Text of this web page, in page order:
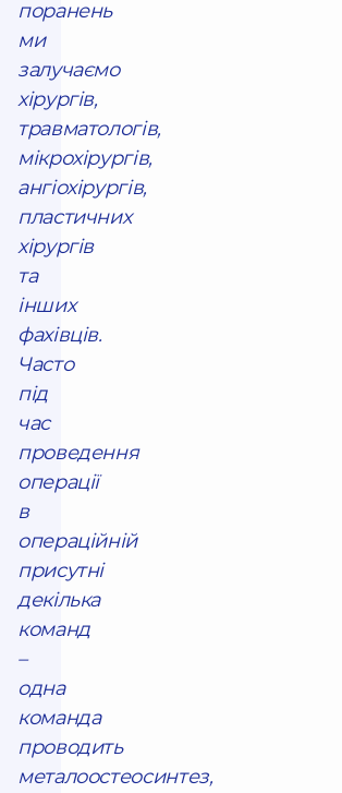
поранень
ми
залучаємо
хірургів,
травматологів,
мікрохірургів,
ангіохірургів,
пластичних
хірургів
та
інших
фахівців.
Часто
під
час
проведення
операції
в
операційній
присутні
декілька
команд
–
одна
команда
проводить
металоостеосинтез,